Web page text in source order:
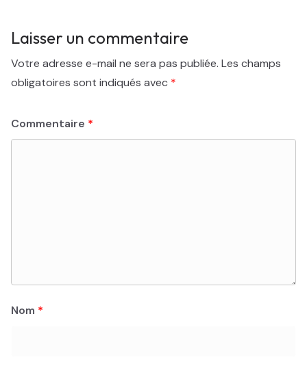
Laisser un commentaire
Votre adresse e-mail ne sera pas publiée. Les champs
obligatoires sont indiqués avec *
Commentaire *
Nom *